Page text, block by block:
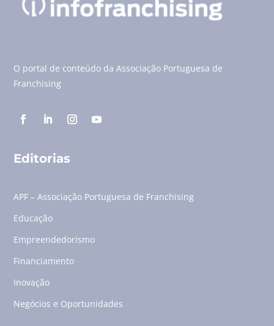
O portal de conteúdo da Associação Portuguesa de
Franchising
Editorias
APF – Associação Portuguesa de Franchising
Educação
Empreendedorismo
Financiamento
Inovação
Negócios e Oportunidades